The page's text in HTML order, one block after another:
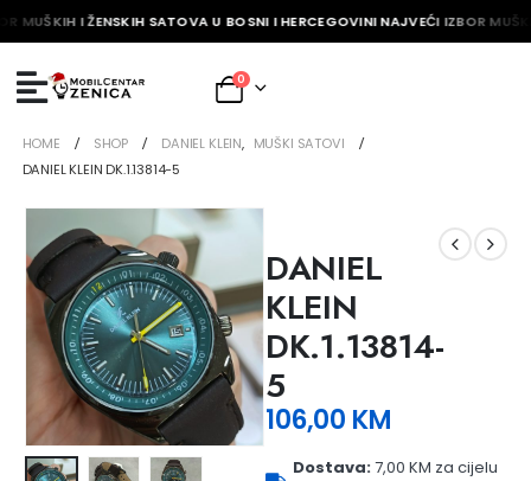
MUŠKIH I ŽENSKIH SATOVA U BOSNI I HERCEGOVINI NAJVEĆI IZBOR
0
HOME SHOP DANIEL KLEIN, MUŠKI SATOVI
DANIEL KLEIN DK.1.13814-5
DANIEL
KLEIN
DK.1.13814-
5
106,00 KM
Dostava:7,00 KM za cijelu